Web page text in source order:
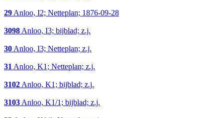
29Anloo, I2; Netteplan; 1876-09-28
3098Anloo, I3; bijblad; z.j.
30Anloo, I3; Netteplan; z.j.
31Anloo, K1; Netteplan; z.j.
3102Anloo, K1; bijblad; z.j.
3103Anloo, K1/1; bijblad; z.j.